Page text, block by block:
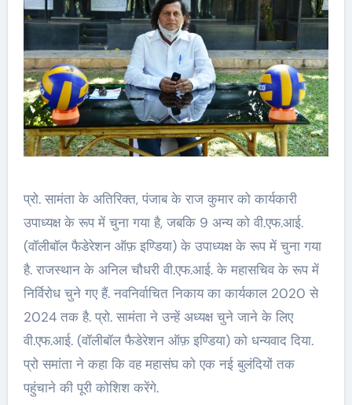
प्रो. सामंता के अतिरिक्त, पंजाब के राज कुमार को कार्यकारी
उपाध्यक्ष के रूप में चुना गया है, जबकि 9 अन्य को वी.एफ.आई.
(वॉलीबॉल फैडेरेशन ऑफ़ इण्डिया) के उपाध्यक्ष के रूप में चुना गया
है. राजस्थान के अनिल चौधरी वी.एफ.आई. के महासचिव के रूप में
निर्विरोध चुने गए हैं. नवनिर्वाचित निकाय का कार्यकाल 2020 से
2024 तक है. प्रो. सामंता ने उन्हें अध्यक्ष चुने जाने के लिए
वी.एफ.आई. (वॉलीबॉल फैडेरेशन ऑफ़ इण्डिया) को धन्यवाद दिया.
प्रो समांता ने कहा कि वह महासंघ को एक नई बुलंदियों तक
पहुंचाने की पूरी कोशिश करेंगे.